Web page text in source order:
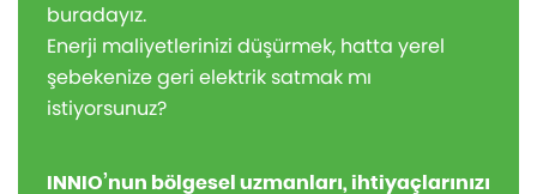
buradayız.
Enerji maliyetlerinizi düşürmek, hatta yerel
şebekenize geri elektrik satmak mı
istiyorsunuz?
INNIO’nun bölgesel uzmanları, ihtiyaçlarınızı